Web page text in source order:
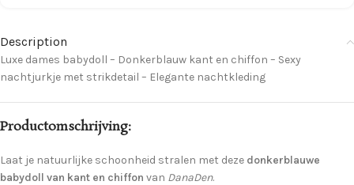
Description
Luxe dames babydoll – Donkerblauw kant en chiffon – Sexy
nachtjurkje met strikdetail – Elegante nachtkleding
Productomschrijving:
Laat je natuurlijke schoonheid stralen met deze donkerblauwe
babydoll van kant en chiffon van DanaDen.